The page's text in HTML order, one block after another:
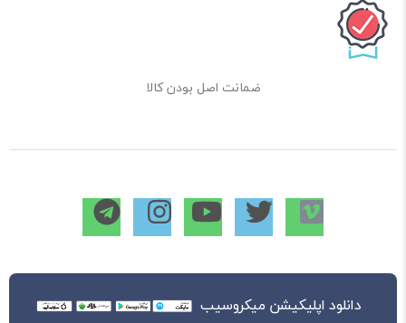
ضمانت اصل بودن کالا
دانلود اپلیکیشن میکروسیب